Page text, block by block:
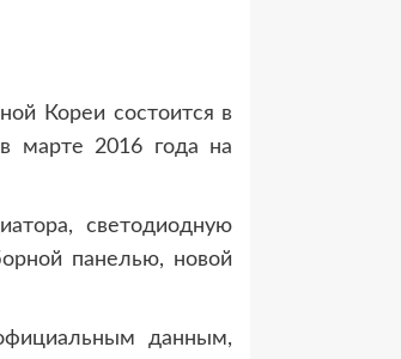
Кореи состоится в
марте 2016 года на
светодиодную
панелью, новой
данным,